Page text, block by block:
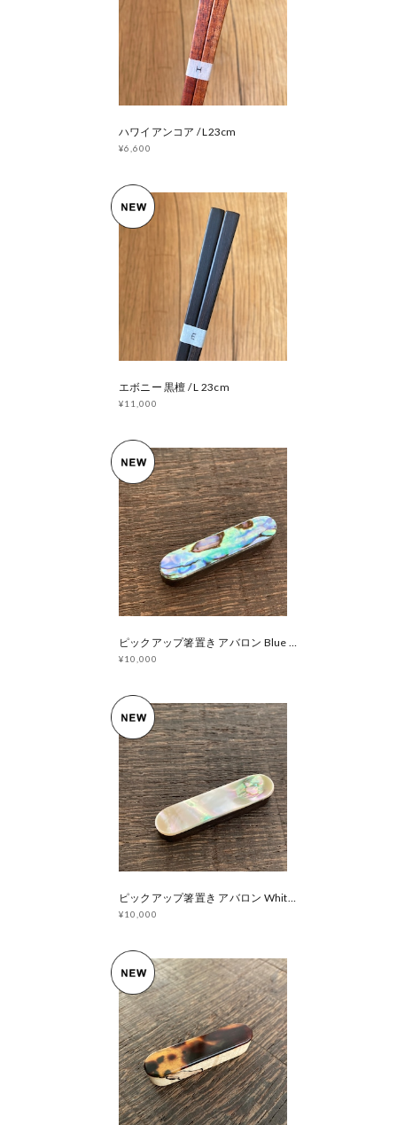
ハワイアンコア / L23cm
¥6,600
エボニー 黒檀 / L 23cm
¥11,000
ピックアップ箸置き アバロン Blue × ハカランダ
¥10,000
ピックアップ箸置き アバロン White × ハカランダ
¥10,000